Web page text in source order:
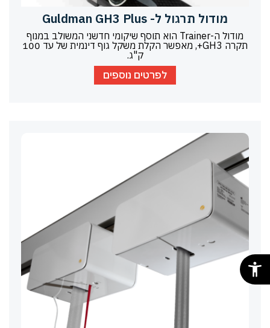
מודול תרגול ל- Guldman GH3 Plus
מודול ה-Trainer הוא תוסף שיקומי חדשני המשולב במנוף
תקרה GH3+, מאפשר הקלת משקל גוף דינמית של עד 100
ק"ג.
לפרטים נוספים